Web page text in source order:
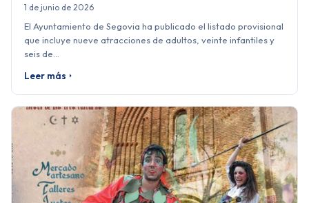
1 de junio de 2026
El Ayuntamiento de Segovia ha publicado el listado provisional
que incluye nueve atracciones de adultos, veinte infantiles y
seis de…
Leer más